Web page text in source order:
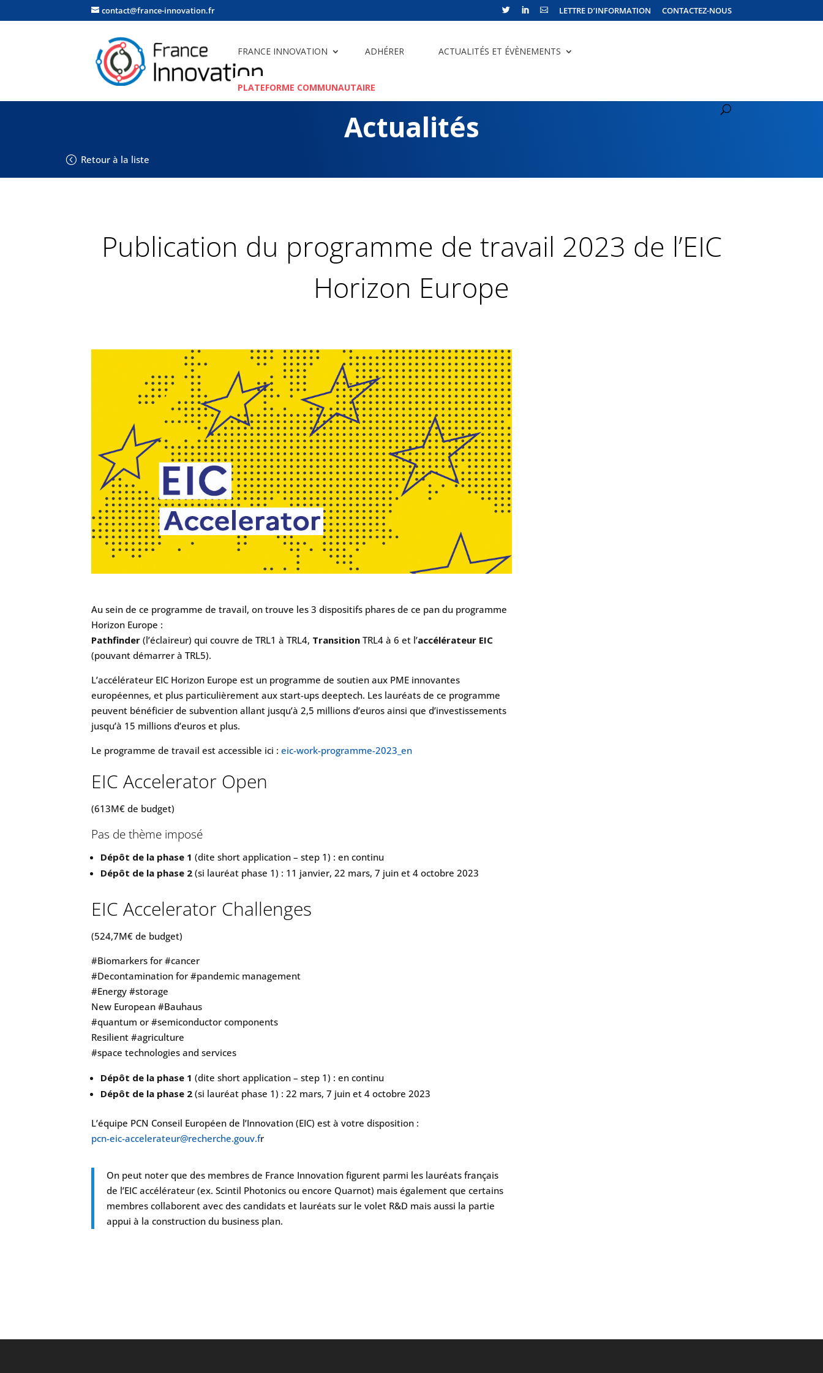
contact@france-innovation.fr    LETTRE D’INFORMATION CONTACTEZ-NOUS
FRANCE INNOVATION ADHÉRER ACTUALITÉS ET ÉVÈNEMENTS
PLATEFORME COMMUNAUTAIRE
Actualités
Retour à la liste
Publication du programme de travail 2023 de l’EIC
Horizon Europe
Au sein de ce programme de travail, on trouve les 3 dispositifs phares de ce pan du programme
Horizon Europe :
Pathfinder (l’éclaireur) qui couvre de TRL1 à TRL4, Transition TRL4 à 6 et l’accélérateur EIC
(pouvant démarrer à TRL5).
L’accélérateur EIC Horizon Europe est un programme de soutien aux PME innovantes
européennes, et plus particulièrement aux start-ups deeptech. Les lauréats de ce programme
peuvent bénéficier de subvention allant jusqu’à 2,5 millions d’euros ainsi que d’investissements
jusqu’à 15 millions d’euros et plus.
Le programme de travail est accessible ici :eic-work-programme-2023_en
EIC Accelerator Open
(613M€ de budget)
Pas de thème imposé
Dépôt de la phase 1 (dite short application – step 1) : en continu
Dépôt de la phase 2 (si lauréat phase 1) : 11 janvier, 22 mars, 7 juin et 4 octobre 2023
EIC Accelerator Challenges
(524,7M€ de budget)
#Biomarkers for #cancer
#Decontamination for #pandemic management
#Energy #storage
New European #Bauhaus
#quantum or #semiconductor components
Resilient #agriculture
#space technologies and services
Dépôt de la phase 1 (dite short application – step 1) : en continu
Dépôt de la phase 2 (si lauréat phase 1) : 22 mars, 7 juin et 4 octobre 2023
L’équipe PCN Conseil Européen de l’Innovation (EIC) est à votre disposition :
pcn-eic-accelerateur@recherche.gouv.fr
On peut noter que des membres de France Innovation figurent parmi les lauréats français
de l’EIC accélérateur (ex. Scintil Photonics ou encore Quarnot) mais également que certains
membres collaborent avec des candidats et lauréats sur le volet R&D mais aussi la partie
appui à la construction du business plan.